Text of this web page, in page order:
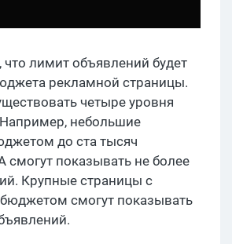
лимит объявлений будет
рекламной страницы.
четыре уровня
небольшие
до ста тысяч
показывать не более
Крупные страницы с
смогут показывать